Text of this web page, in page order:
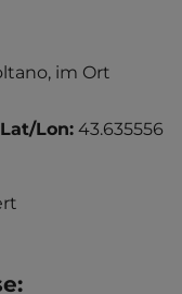
im Ort
Lat/Lon: 43.635556
: